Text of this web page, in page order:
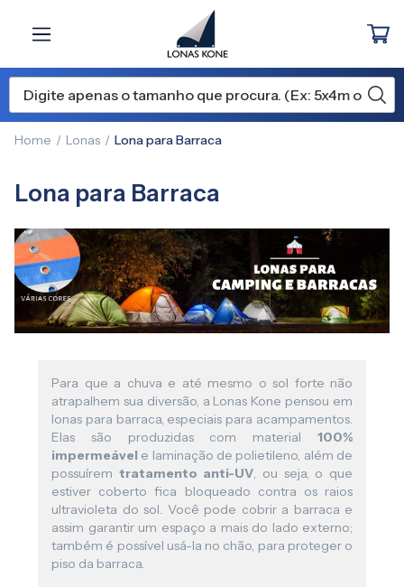
Home Lonas Lona para Barraca
Lona para Barraca
Para que a chuva e até mesmo o sol forte não
atrapalhem sua diversão, a Lonas Kone pensou em
lonas para barraca, especiais para acampamentos.
Elas são produzidas com material 100%
impermeável e laminação de polietileno, além de
possuírem tratamento anti-UV, ou seja, o que
estiver coberto fica bloqueado contra os raios
ultravioleta do sol. Você pode cobrir a barraca e
assim garantir um espaço a mais do lado externo;
também é possível usá-la no chão, para proteger o
piso da barraca.